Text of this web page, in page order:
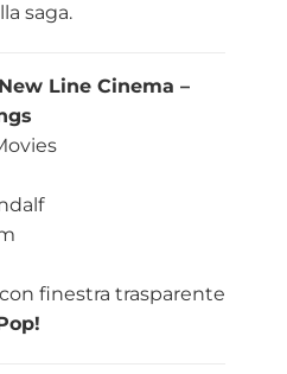
saga.
New Line Cinema –
finestra trasparente